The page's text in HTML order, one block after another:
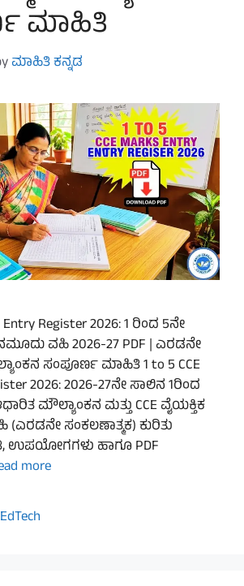
ಮಾಹಿತಿ
ಮಾಹಿತಿ ಕನ್ನಡ
Entry Register 2026: 1 ರಿಂದ 5ನೇ
ವಹಿ 2026-27 PDF | ಎರಡನೇ
ಸಂಪೂರ್ಣ ಮಾಹಿತಿ 1 to 5 CCE
2026: 2026-27ನೇ ಸಾಲಿನ 1ರಿಂದ
ಮೌಲ್ಯಾಂಕನ ಮತ್ತು CCE ವೈಯಕ್ತಿಕ
ಸಂಕಲಣಾತ್ಮಕ) ಕುರಿತು
ಉಪಯೋಗಗಳು ಹಾಗೂ PDF
more